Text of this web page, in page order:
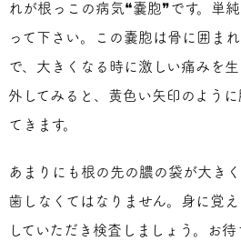
れが根っこの病気❝嚢胞❞です。単
って下さい。この嚢胞は骨に囲ま
で、大きくなる時に激しい痛みを
外してみると、黄色い矢印のよう
てきます。
あまりにも根の先の膿の袋が大き
歯しなくてはなりません。身に覚
していただき検査しましょう。お待